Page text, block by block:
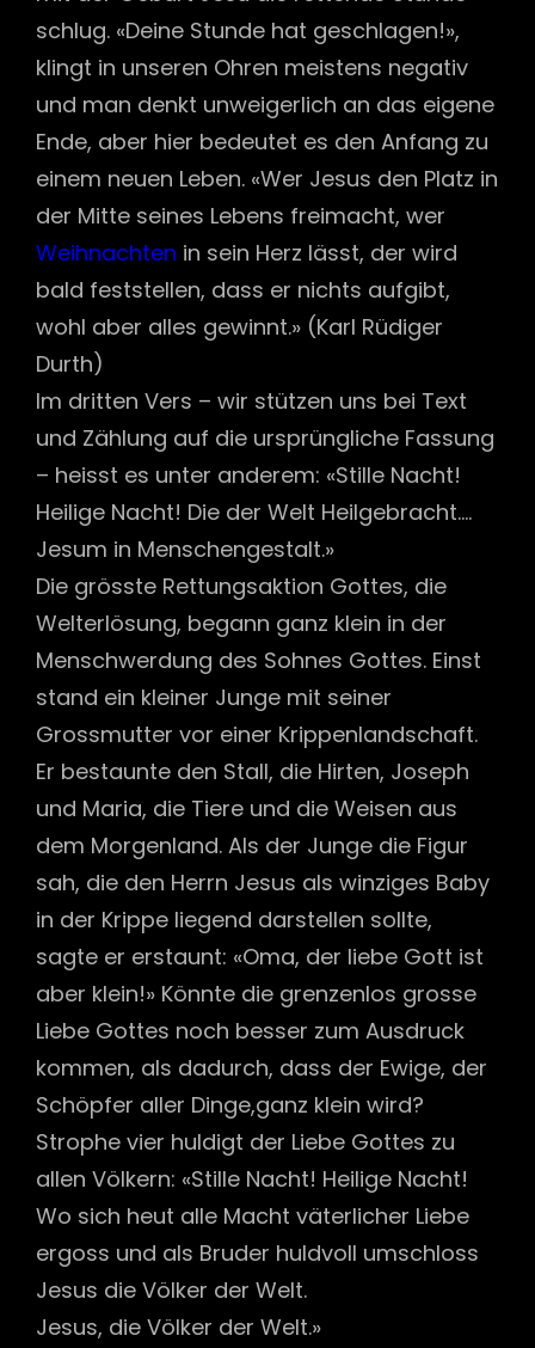
schlug. «Deine Stunde hat geschlagen!»,
klingt in unseren Ohren meistens negativ
und man denkt unweigerlich an das eigene
Ende, aber hier bedeutet es den Anfang zu
einem neuen Leben. «Wer Jesus den Platz in
der Mitte seines Lebens freimacht, wer
Weihnachten in sein Herz lässt, der wird
bald feststellen, dass er nichts aufgibt,
wohl aber alles gewinnt.» (Karl Rüdiger
Durth)
Im dritten Vers – wir stützen uns bei Text
und Zählung auf die ursprüngliche Fassung
– heisst es unter anderem: «Stille Nacht!
Heilige Nacht! Die der Welt Heilgebracht….
Jesum in Menschengestalt.»
Die grösste Rettungsaktion Gottes, die
Welterlösung, begann ganz klein in der
Menschwerdung des Sohnes Gottes. Einst
stand ein kleiner Junge mit seiner
Grossmutter vor einer Krippenlandschaft.
Er bestaunte den Stall, die Hirten, Joseph
und Maria, die Tiere und die Weisen aus
dem Morgenland. Als der Junge die Figur
sah, die den Herrn Jesus als winziges Baby
in der Krippe liegend darstellen sollte,
sagte er erstaunt: «Oma, der liebe Gott ist
aber klein!» Könnte die grenzenlos grosse
Liebe Gottes noch besser zum Ausdruck
kommen, als dadurch, dass der Ewige, der
Schöpfer aller Dinge,ganz klein wird?
Strophe vier huldigt der Liebe Gottes zu
allen Völkern: «Stille Nacht! Heilige Nacht!
Wo sich heut alle Macht väterlicher Liebe
ergoss und als Bruder huldvoll umschloss
Jesus die Völker der Welt.
Jesus, die Völker der Welt.»